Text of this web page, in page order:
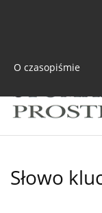
O czasopiśmie
Słowo